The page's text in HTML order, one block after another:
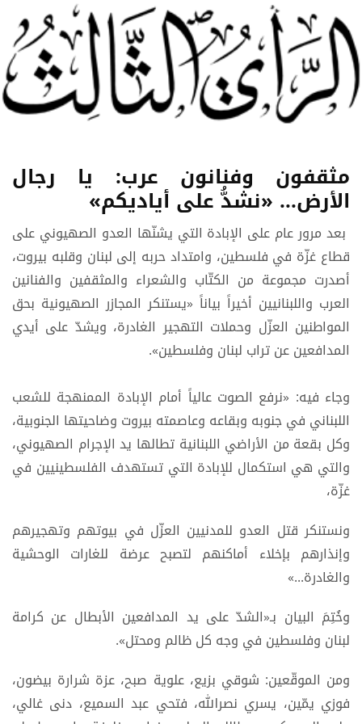
مثقفون وفنانون عرب: يا رجال
الأرض... «نشدُّ على أياديكم»
بعد مرور عام على الإبادة التي يشنّها العدو الصهيوني على
قطاع غزّة في فلسطين، وامتداد حربه إلى لبنان وقلبه بيروت،
أصدرت مجموعة من الكتّاب والشعراء والمثقفين والفنانين
العرب واللبنانيين أخيراً بياناً «يستنكر المجازر الصهيونية بحق
المواطنين العزّل وحملات التهجير الغادرة، ويشدّ على أيدي
المدافعين عن تراب لبنان وفلسطين».
وجاء فيه: «نرفع الصوت عالياً أمام الإبادة الممنهجة للشعب
اللبناني في جنوبه وبقاعه وعاصمته بيروت وضاحيتها الجنوبية،
وكل بقعة من الأراضي اللبنانية تطالها يد الإجرام الصهيوني،
والتي هي استكمال للإبادة التي تستهدف الفلسطينيين في
غزّة،
ونستنكر قتل العدو للمدنيين العزّل في بيوتهم وتهجيرهم
وإنذارهم بإخلاء أماكنهم لتصبح عرضة للغارات الوحشية
والغادرة...»
وخُتِمَ البيان بـ«الشدّ على يد المدافعين الأبطال عن كرامة
لبنان وفلسطين في وجه كل ظالم ومحتل».
ومن الموقّعين: شوقي بزيع، علوية صبح، عزة شرارة بيضون،
فوزي يمّين، يسري نصرالله، فتحي عبد السميع، دنى غالي،